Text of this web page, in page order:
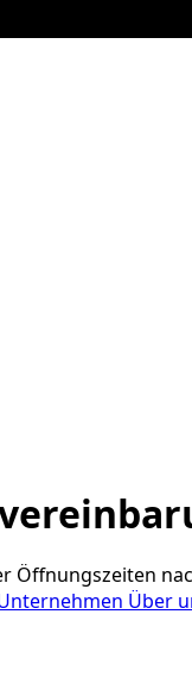
Öffnungszeiten
Über